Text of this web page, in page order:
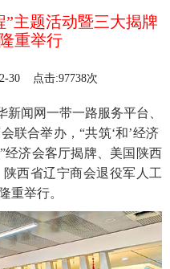
”主题活动暨三大揭牌
重举行
30 点击:97738次
新闻网一带一路服务平台、
联合举办，“共筑‘和’经济
经济会客厅揭牌、美国陕西
西省辽宁商会退役军人工
重举行。